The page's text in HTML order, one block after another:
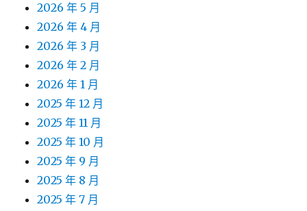
2026 年 5 月
2026 年 4 月
2026 年 3 月
2026 年 2 月
2026 年 1 月
2025 年 12 月
2025 年 11 月
2025 年 10 月
2025 年 9 月
2025 年 8 月
2025 年 7 月